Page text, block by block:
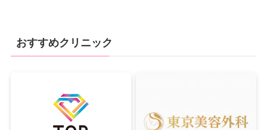
おすすめクリニック